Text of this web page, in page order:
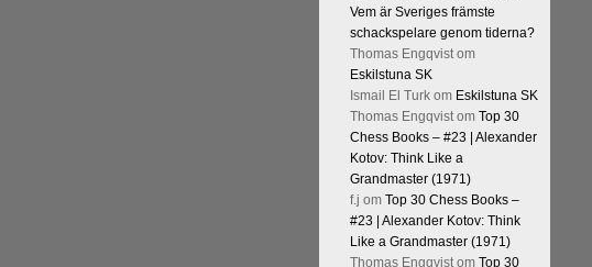
Vem är Sveriges främste
schackspelare genom tiderna?
Thomas Engqvistom
Eskilstuna SK
Ismail El Turkom Eskilstuna SK
Thomas Engqvistom Top 30
Chess Books – #23 | Alexander
Kotov: Think Like a
Grandmaster (1971)
f.j om Top 30 Chess Books –
#23 | Alexander Kotov: Think
Like a Grandmaster (1971)
Thomas Engqvistom Top 30